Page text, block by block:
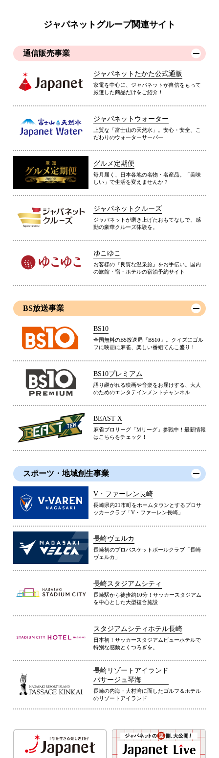
ジャパネットグループ関連サイト
通信販売事業
ジャパネットたかた公式通販
家電を中心に、ジャパネットが自信をもって
厳選した商品だけをご紹介！
ジャパネットウォーター
上質な「富士山の天然水」。安心・安全、こ
だわりのウォーターサーバー
グルメ定期便
毎月届く、日本各地の名物・名産品。「美味
しい」で生活を変えませんか？
ジャパネットクルーズ
ジャパネットが磨き上げたおもてなしで、感
動の豪華クルーズ体験を。
ゆこゆこ
お客様の『良質な温泉旅』をお手伝い。国内
の旅館・宿・ホテルの宿泊予約サイト
BS放送事業
BS10
全国無料のBS放送局『BS10』。クイズにゴル
フに映画に麻雀、楽しい番組てんこ盛り！
BS10プレミアム
語り継がれる映画や音楽をお届けする、大人
のためのエンタテインメントチャンネル
BEAST X
麻雀プロリーグ「Mリーグ」参戦中！最新情報
はこちらをチェック！
スポーツ・地域創生事業
V・ファーレン長崎
長崎県内21市町をホームタウンとするプロサ
ッカークラブ「V・ファーレン長崎」
長崎ヴェルカ
長崎初のプロバスケットボールクラブ「長崎
ヴェルカ」
長崎スタジアムシティ
長崎駅から徒歩約10分！サッカースタジアム
を中心とした大型複合施設
スタジアムシティホテル長崎
日本初！サッカースタジアムビューホテルで
特別な感動とくつろぎを。
長崎リゾートアイランド
パサージュ琴海
長崎の内海・大村湾に面したゴルフ＆ホテル
のリゾートアイランド